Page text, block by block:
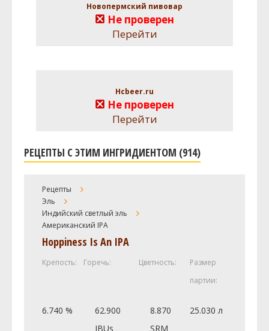
Новопермский пивовар
Не проверен
Перейти
Hcbeer.ru
Не проверен
Перейти
РЕЦЕПТЫ С ЭТИМ ИНГРИДИЕНТОМ (914)
Рецепты
Эль
Индийский светлый эль
Американский IPA
Hoppiness Is An IPA
Крепость: Горечь: Цветность:
Размер
партии:
6.740 %
62.900
IBUs
8.870
SRM
25.030 л